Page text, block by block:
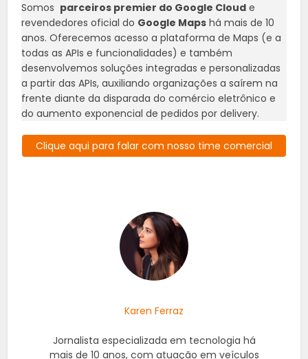
Somos parceiros premier do Google Cloud e
revendedores oficial do Google Maps há mais de 10
anos. Oferecemos acesso a plataforma de Maps (e a
todas as APIs e funcionalidades) e também
desenvolvemos soluções integradas e personalizadas
a partir das APIs, auxiliando organizações a saírem na
frente diante da disparada do comércio eletrônico e
do aumento exponencial de pedidos por delivery.
Clique aqui para falar com nosso time comercial
Karen Ferraz
Jornalista especializada em tecnologia há
mais de 10 anos, com atuação em veículos